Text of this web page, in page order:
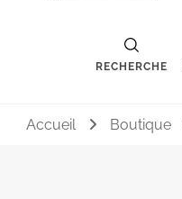
RECHERCHE
Accueil Boutique